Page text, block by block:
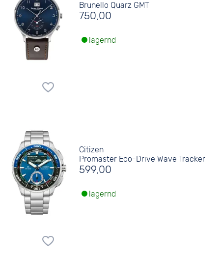
Brunello Quarz GMT
750,00
lagernd
Citizen
Promaster Eco-Drive Wave Tracker
599,00
lagernd